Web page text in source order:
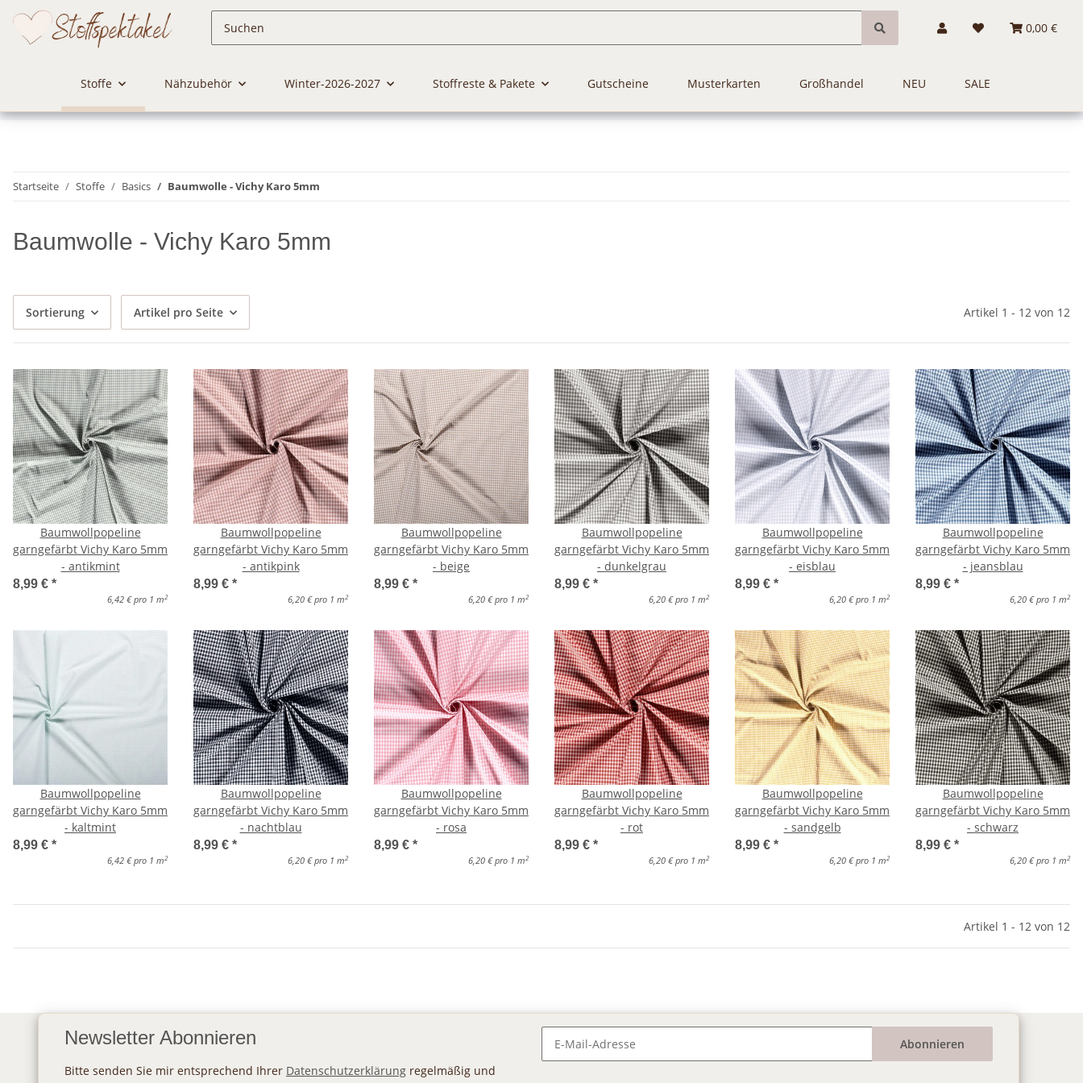
0,00 €
Stoffe Nähzubehör Winter-2026-2027 Stoffreste & Pakete Gutscheine Musterkarten Großhandel NEU SALE
Startseite Stoffe Basics Baumwolle - Vichy Karo 5mm
Baumwolle - Vichy Karo 5mm
Sortierung Artikel pro Seite Artikel 1 - 12 von 12
Baumwollpopeline
garngefärbt Vichy Karo 5mm
- antikmint
8,99 € *
6,42 € pro 1 m2
Baumwollpopeline
garngefärbt Vichy Karo 5mm
- antikpink
8,99 € *
6,20 € pro 1 m2
Baumwollpopeline
garngefärbt Vichy Karo 5mm
- beige
8,99 € *
6,20 € pro 1 m2
Baumwollpopeline
garngefärbt Vichy Karo 5mm
- dunkelgrau
8,99 € *
6,20 € pro 1 m2
Baumwollpopeline
garngefärbt Vichy Karo 5mm
- eisblau
8,99 € *
6,20 € pro 1 m2
Baumwollpopeline
garngefärbt Vichy Karo 5mm
- jeansblau
8,99 € *
6,20 € pro 1 m2
Baumwollpopeline
garngefärbt Vichy Karo 5mm
- kaltmint
8,99 € *
6,42 € pro 1 m2
Baumwollpopeline
garngefärbt Vichy Karo 5mm
- nachtblau
8,99 € *
6,20 € pro 1 m2
Baumwollpopeline
garngefärbt Vichy Karo 5mm
- rosa
8,99 € *
6,20 € pro 1 m2
Baumwollpopeline
garngefärbt Vichy Karo 5mm
- rot
8,99 € *
6,20 € pro 1 m2
Baumwollpopeline
garngefärbt Vichy Karo 5mm
- sandgelb
8,99 € *
6,20 € pro 1 m2
Baumwollpopeline
garngefärbt Vichy Karo 5mm
- schwarz
8,99 € *
6,20 € pro 1 m2
Artikel 1 - 12 von 12
Newsletter Abonnieren
Bitte senden Sie mir entsprechend Ihrer Datenschutzerklärung regelmäßig und
Abonnieren